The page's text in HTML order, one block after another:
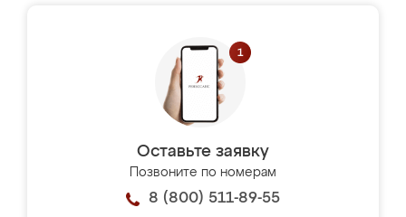
Оставьте заявку
Позвоните по номерам
8 (800) 511-89-55